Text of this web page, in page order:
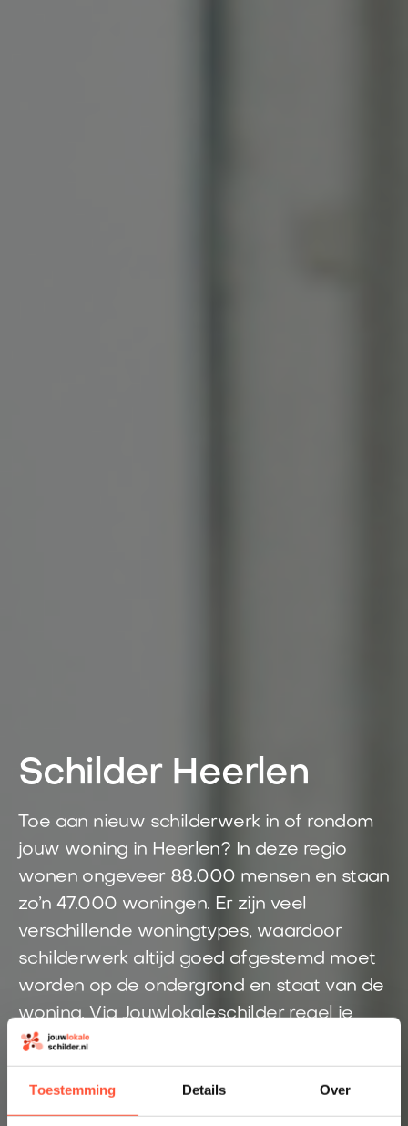
Toestemming Details Over
Schilder Heerlen
Toe aan nieuw schilderwerk in of rondom
jouw woning in Heerlen? In deze regio
wonen ongeveer 88.000 mensen en staan
zo’n 47.000 woningen. Er zijn veel
verschillende woningtypes, waardoor
schilderwerk altijd goed afgestemd moet
worden op de ondergrond en staat van de
woning. Via Jouwlokaleschilder regel je
eenvoudig een schilder uit de regio
Heerlen. Eén aanvraag, snel duidelijkheid
en vakmanschap dichtbij huis.